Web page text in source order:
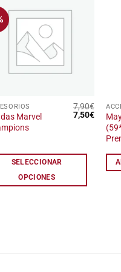
Añadir
Marvel
7,90€
El
7,50€El
precio
actual
SELECCIONAR
OPCIONES